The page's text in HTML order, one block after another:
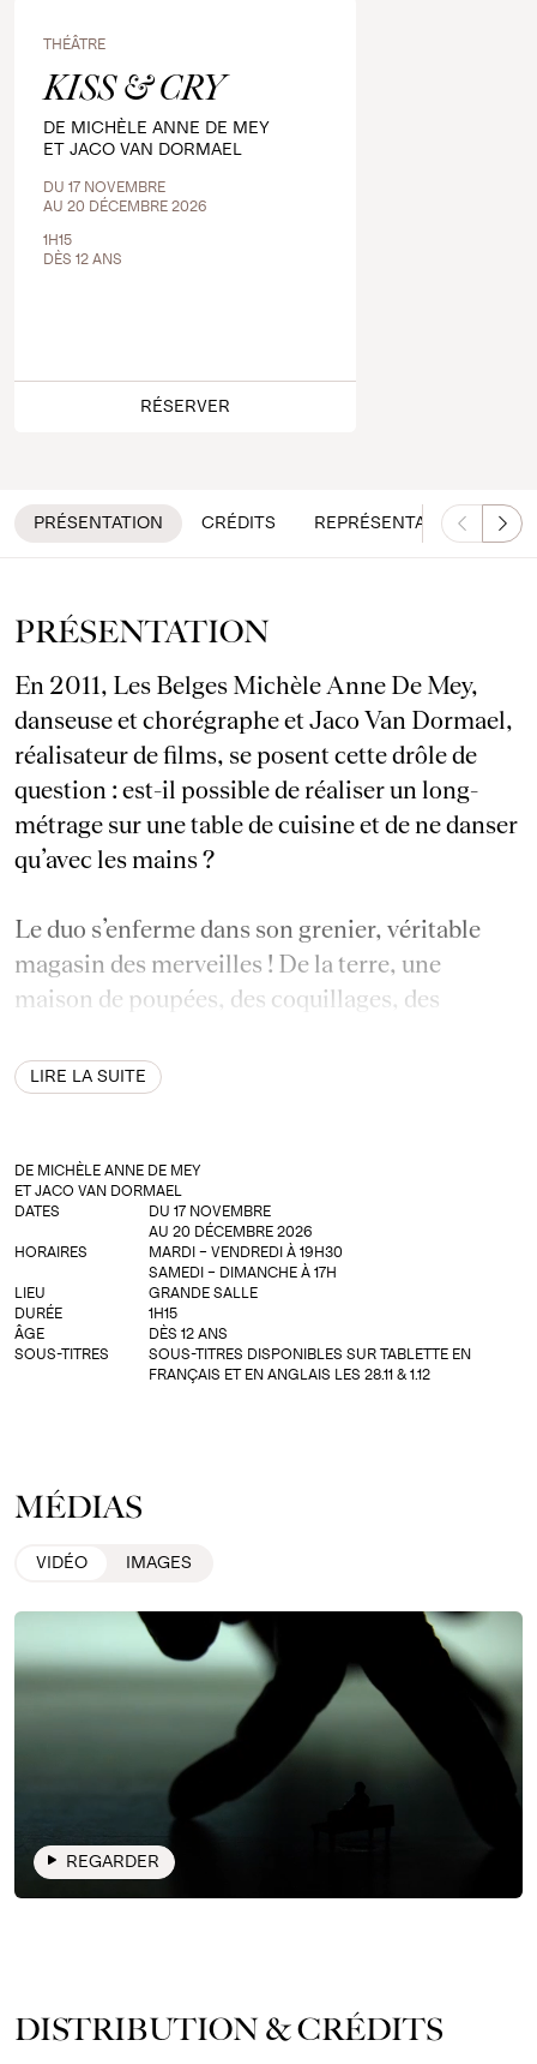
THÉÂTRE
KISS & CRY
DE MICHÈLE ANNE DE MEY
ET JACO VAN DORMAEL
DU 17 NOVEMBRE
AU 20 DÉCEMBRE 2026
1H15
DÈS 12 ANS
RÉSERVER
PRÉSENTATION CRÉDITS REPRÉSENTATIONS
PRÉSENTATION
En 2011, Les Belges Michèle Anne De Mey,
danseuse et chorégraphe et Jaco Van Dormael,
réalisateur de films, se posent cette drôle de
question : est-il possible de réaliser un long-
métrage sur une table de cuisine et de ne danser
qu’avec les mains ?
Le duo s’enferme dans son grenier, véritable
magasin des merveilles ! De la terre, une
maison de poupées, des coquillages, des
Noël, une caméra… Le studio de tournage
s’étoffe à vue d’œil, différents décors miniatures
direct. Et les mains se mettent à danser…
Filmées comme des personnages en
mouvement, elles racontent avec grâce les cinq
histoires d’amour de Gisèle, une vieille dame
qui au crépuscule de sa vie, s’interroge : « Où
vont les gens quand ils disparaissent de notre
existence ? ». La boîte à souvenirs s’ouvre…
un baume pour les cœurs, un plaisir pour les
yeux. L’émotion qui s’en dégage fait écho à
l’enfance, à l’amour, à la force de la vie vécue.
En 2018, les spectatrices et spectateurs du
théâtre de Carouge avaient pu découvrir Cold
, second opus du duo d’artistes.
Aujourd’hui, la reprise de
Kiss & Cryprouve
que la magie du théâtre est parfois moins
éphémère que l’on ne le pense.
LIRE LA SUITE
DE MICHÈLE ANNE DE MEY
ET JACO VAN DORMAEL
DATES
DU 17 NOVEMBRE
AU 20 DÉCEMBRE 2026
HORAIRES
MARDI – VENDREDI À 19H30
SAMEDI – DIMANCHE À 17H
LIEU
GRANDE SALLE
DURÉE
1H15
ÂGE
DÈS 12 ANS
SOUS-TITRES
SOUS-TITRES DISPONIBLES SUR TABLETTE EN
FRANÇAIS ET EN ANGLAIS LES 28.11 & 1.12
MÉDIAS
VIDÉO IMAGES
REGARDER
DISTRIBUTION & CRÉDITS